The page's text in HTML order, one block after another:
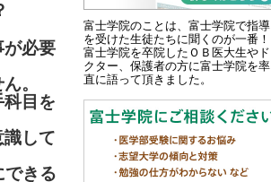
が必要
。
目を
して
できる
富士学院のことは、富士学院で指導
を受けた生徒たちに聞くのが一番！
富士学院を卒院したＯＢ医大生やド
クター、保護者の方に富士学院を率
直に語って頂きました。